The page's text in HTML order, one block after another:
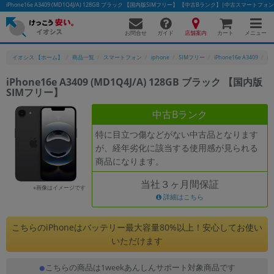
iPhone16e A3409 (MD1Q4J/A) 128GB ブラック 【国内版SIMフリー】 【中古Bランク】|中古スマートフォ
お問合せ ガイド 店舗案内 カート メニュー
イオシス 【ホーム】 商品一覧 スマートフォン iphone SIMフリー iPhone16e A3409
iPhone16e A3409 (MD1Q4J/A) 128GB ブラック 【国内版
SIMフリー】
※画像はイメージです
中古Bランク
特に目立つ傷などがない中古品となります
が、経年劣化に該当する使用感が見られる
商品になります。
当社３ヶ月間保証
詳細はこちら
こちらのiPhoneはバッテリー最大容量80%以上！安心してお使い
いただけます
こちらの商品は1weekあんしんサポート対象商品です
かんたんパソコン検索に切り替える
フリーワード
除外ワード
人気の検索ワード： Let's note
「スマートフォン」「タブレット」など
シリーズ
商品シリーズ名・ブランド名の絞り込み。